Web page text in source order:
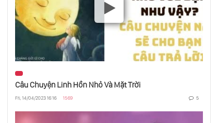
Hãy Để Chúa Giêsu Trổi Dậy Bên Trong Bạn
Câu Chuyện Về Thuốc Kháng Sinh Mạnh
Câu Chuyện Linh Hồn Nhỏ Và Mặt Trời
Fri, 14/04/2023 16:16 1569 5